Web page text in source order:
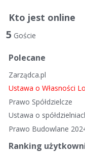
Kto jest online
5 Goście
Polecane
Zarządca.pl
Ustawa o Własności
Prawo Spółdzielcze
Ustawa o
Prawo Budowlane
Ranking